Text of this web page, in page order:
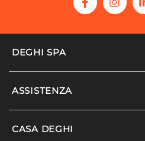
DEGHI SPA
Accedi/Registrati
ASSISTENZA
Supporto
CASA DEGHI